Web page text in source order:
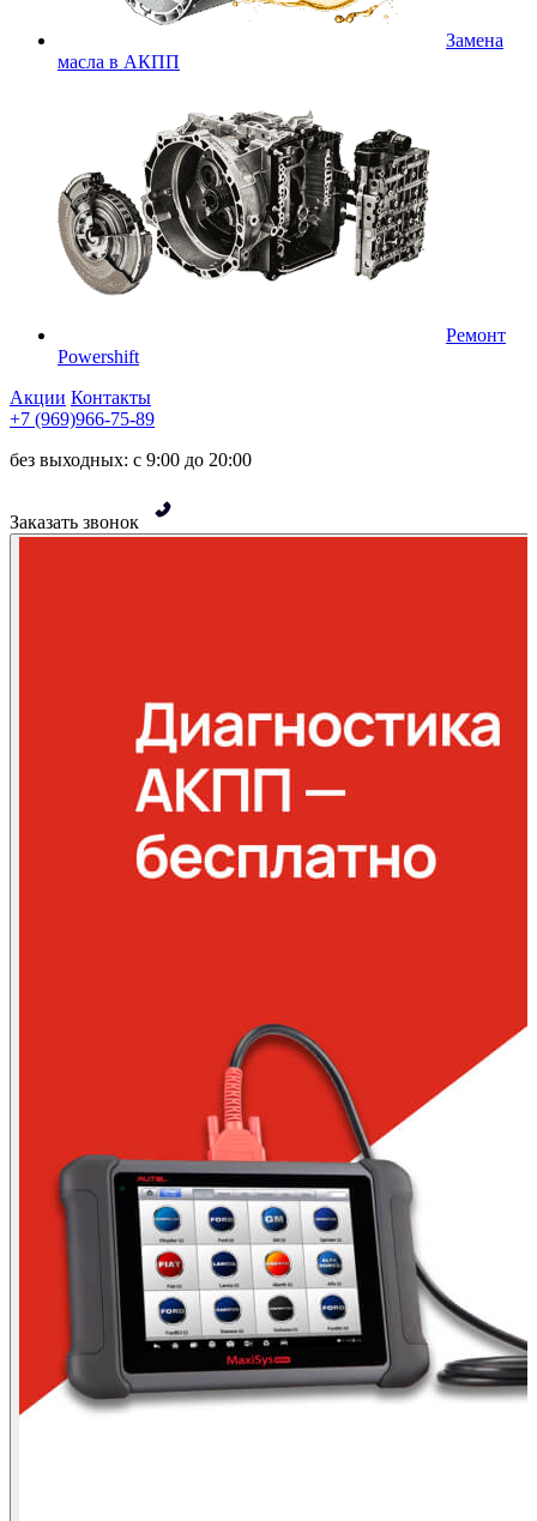
Замена
масла в АКПП
Ремонт
Powershift
Акции Контакты
+7 (969)966-75-89
без выходных: с 9:00 до 20:00
Заказать звонок